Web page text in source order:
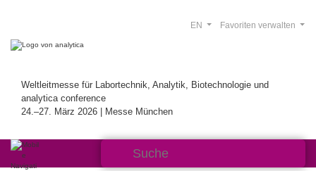
Weltleitmesse für Labortechnik, Analytik, Biotechnologie und
analytica conference
24.–27. März 2026 | Messe München
Favoriten verwalten
EN